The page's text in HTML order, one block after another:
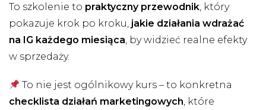
To szkolenie to praktyczny przewodnik, który
pokazuje krok po kroku, jakie działania wdrażać
na IG każdego miesiąca, by widzieć realne efekty
w sprzedaży.
To nie jest ogólnikowy kurs – to konkretna
checklista działań marketingowych, które